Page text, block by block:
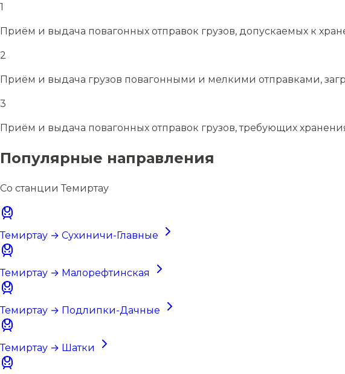
1
Приём и выдача повагонных отправок грузов, допускаемых к
2
Приём и выдача грузов повагонными и мелкими отправками,
3
Приём и выдача повагонных отправок грузов, требующих
Популярные направления
Со станции Темиртау
Темиртау → Сухиничи-Главные
Темиртау → Малорефтинская
Темиртау → Подлипки-Дачные
Темиртау → Шатки